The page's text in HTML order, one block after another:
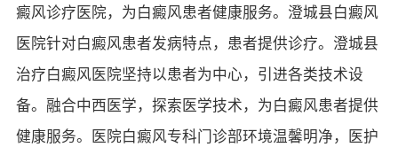
癜风诊疗医院，为白癜风患者健康服务。澄城县白癜风
医院针对白癜风患者发病特点，患者提供诊疗。澄城县
治疗白癜风医院坚持以患者为中心，引进各类技术设
备。融合中西医学，探索医学技术，为白癜风患者提供
健康服务。医院白癜风专科门诊部环境温馨明净，医护